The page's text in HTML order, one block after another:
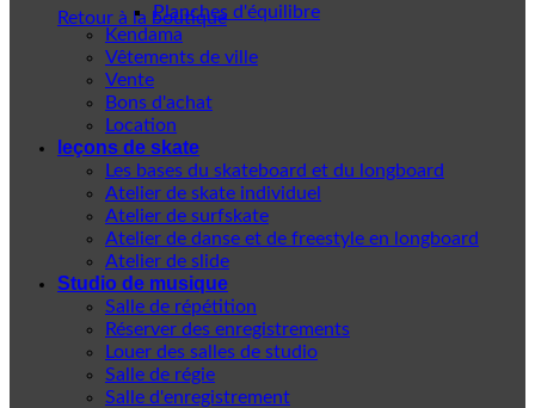
Retour à la boutiquePlanches d'équilibre
Kendama
Vêtements de ville
Vente
Bons d'achat
Location
leçons de skate
Les bases du skateboard et du longboard
Atelier de skate individuel
Atelier de surfskate
Atelier de danse et de freestyle en longboard
Atelier de slide
Studio de musique
Salle de répétition
Réserver des enregistrements
Louer des salles de studio
Salle de régie
Salle d'enregistrement